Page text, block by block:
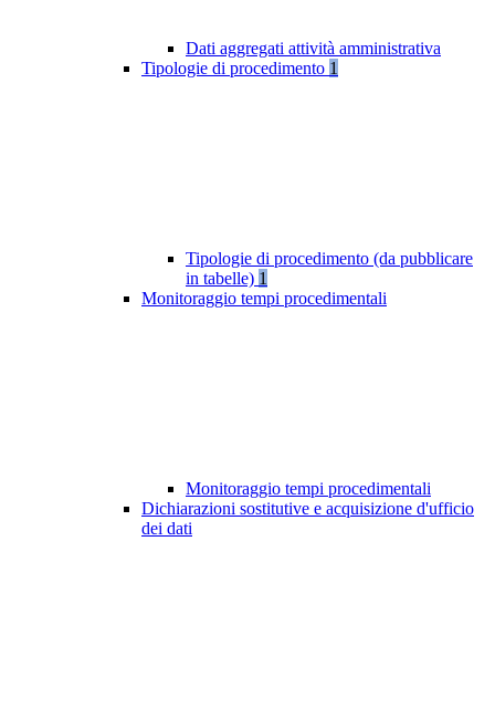
Dati aggregati attività amministrativa
Tipologie di procedimento 1
Tipologie di procedimento (da pubblicare
in tabelle) 1
Monitoraggio tempi procedimentali
Monitoraggio tempi procedimentali
Dichiarazioni sostitutive e acquisizione d'ufficio
dei dati